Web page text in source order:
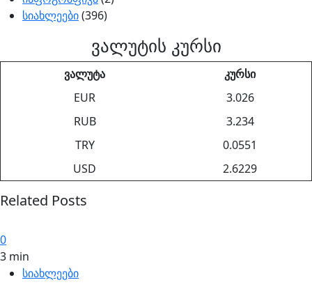
სიახლეები(396)
ვალუტის კურსი
ვალუტა
კურსი
EUR
3.026
RUB
3.234
TRY
0.0551
USD
2.6229
Related Posts
0
3 min
სიახლეები